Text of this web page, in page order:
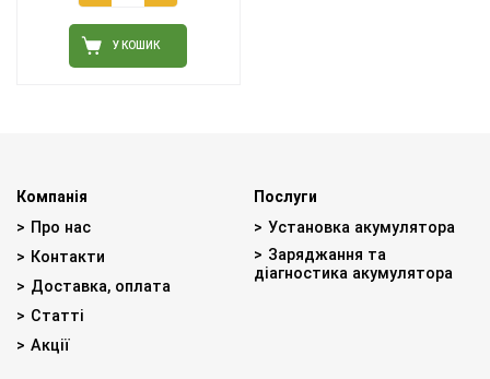
У КОШИК
Компанія
Про нас
Контакти
Доставка, оплата
Статті
Акції
Послуги
Установка акумулятора
Заряджання та
діагностика акумулятора